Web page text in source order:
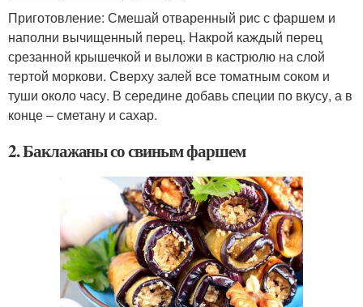
Приготовление: Смешай отваренный рис с фаршем и
наполни вычищенный перец. Накрой каждый перец
срезанной крышечкой и выложи в кастрюлю на слой
тертой моркови. Сверху залей все томатным соком и
туши около часу. В середине добавь специи по вкусу, а в
конце – сметану и сахар.
2. Баклажаны со свиным фаршем